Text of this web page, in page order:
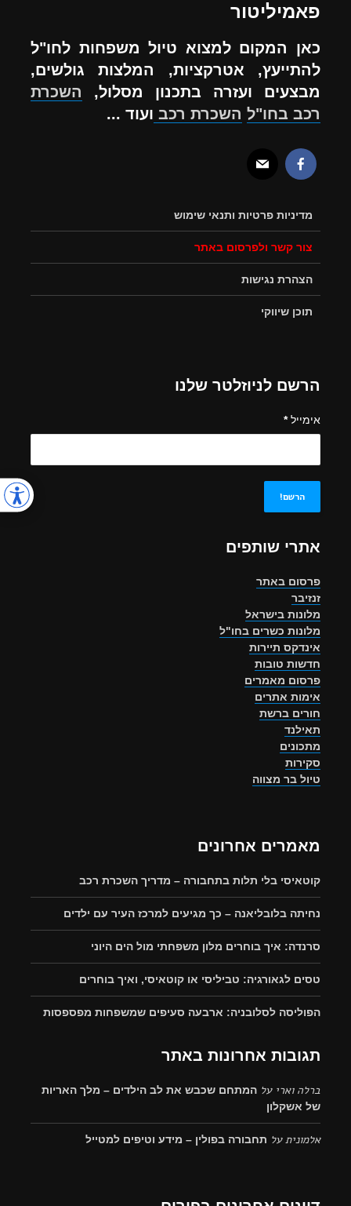
פאמיליטור
כאן המקום למצוא טיול משפחות לחו"ל
להתייעץ, אטרקציות, המלצות גולשים,
מבצעים ועזרה בתכנון מסלול, השכרת
רכב בחו"ל השכרת רכב ועוד ...
מדיניות פרטיות ותנאי שימוש
צור קשר ולפרסום באתר
הצהרת נגישות
תוכן שיווקי
הרשם לניוזלטר שלנו
אימייל*
אתרי שותפים
פרסום באתר
זנזיבר
מלונות בישראל
מלונות כשרים בחו"ל
אינדקס תיירות
חדשות טובות
פרסום מאמרים
אימות אתרים
חורים ברשת
תאילנד
מתכונים
סקירות
טיול בר מצווה
מאמרים אחרונים
קוטאיסי בלי תלות בתחבורה – מדריך השכרת רכב
נחיתה בלובליאנה – כך מגיעים למרכז העיר עם ילדים
סרנדה: איך בוחרים מלון משפחתי מול הים היוני
טסים לגאורגיה: טביליסי או קוטאיסי, ואיך בוחרים
הפוליסה לסלובניה: ארבעה סעיפים שמשפחות מפספסות
תגובות אחרונות באתר
ברלה וארי על המתחם שכבש את לב הילדים – מלך האריות
של אשקלון
אלמוניתעל תחבורה בפולין – מידע וטיפים למטייל